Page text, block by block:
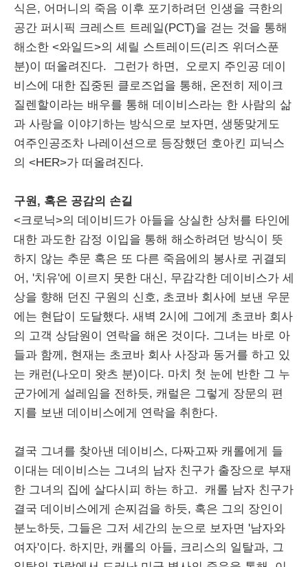
식은, 어머니의 죽음 이후 포기하려던 인생을 극한의
공간 퍼시픽 크레스트 트레일(PCT)을 걷는 것을 통해
해소한 <와일드>의 셰릴 스트레이드(리즈 위더스푼
분)이 떠올려진다. 그런가 하면, 오로지 주인공 데이
비스에 대한 집중된 클로즈업을 통해, 온전히 제이크
질렌할이라는 배우를 통해 데이비스라는 한 사람의 삶
과 사랑을 이야기하는 방식으로 보자면, 생뚱맞게도
여주인공조차 나레이션으로 등장했던 호아킨 피닉스
의 <HER>가 떠올려진다.
구원, 혹은 공감의 손길
<크로닉>의 데이비드가 아들을 상실한 상처를 타인에
대한 과도한 감정 이입을 통해 해소하려던 방식이 뜻
하지 않는 추문 혹은 또 다른 죽음에의 봉사로 귀결되
어, '치유'에 이르지 못한 대신, 무감각한 데이비스가 세
상을 향해 던진 구원의 신호, 초코바 회사에 보낸 우문
에는 현답이 도달했다. 새벽 2시에 그에게 초코바 회사
의 고객 상담원이 연락을 해온 것이다. 그녀는 바로 아
들과 함께, 현재는 초코바 회사 사장과 동거를 하고 있
는 캐런(나오미 왓츠 분)이다. 마치 첫 눈에 반한 그 누
군가에게 설레임을 전하듯, 캐럴은 그렇게 장문의 편
지를 보낸 데이비스에게 연락을 취한다.
결국 그녀를 찾아낸 데이비스, 다짜고짜 캐롤에게 들
이대는 데이비스는 그녀의 남자 친구가 출장으로 부재
한 그녀의 집에 살다시피 하는 하고. 캐롤 남자 친구가
결국 데이비스에게 손찌검을 하듯, 혹은 그의 장인이
분노하듯, 그들은 그저 세간의 눈으로 보자면 '남자와
여자'이다. 하지만, 캐롤의 아들, 크리스의 일탈과, 그